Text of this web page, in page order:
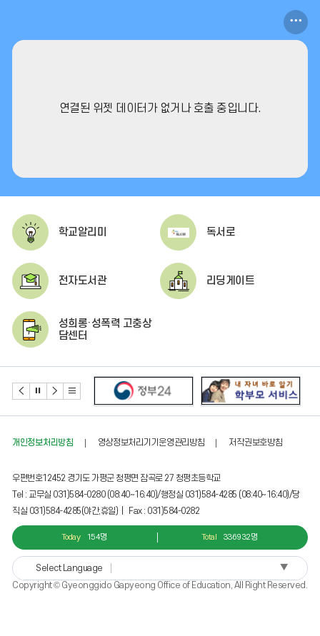
연결된 위젯 데이터가 없거나 호출 중입니다.
포
토
보
학교알리미 독서로
전자도서관 리딩게이트
성희롱·성폭력 고충상
담센터
개인정보처리방침 영상정보처리기기운영관리방침 저작권보호방침
우편번호12452 경기도 가평군 청평면 잠곡로 27 청평초등학교
Tel : 교무실 031)584-0280 (08:40~16:40)/행정실 031)584-4285 (08:40~16:40)/당
직실 031)584-4285(야간,휴일) | Fax : 031)584-0282
Today 154명 Total 336932명
Select Language
▼
Copyright © Gyeonggido Gapyeong Office of Education, All Right Reserved.